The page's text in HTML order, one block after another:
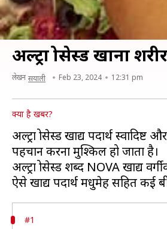
अल्ट्रा प्रोसेस्ड खाना
लेखन सयाली Feb 23, 2024 12:31 pm
क्या है खबर?
अल्ट्रा प्रोसेस्ड खाद्य पदार्थ
पहचान करना मुश्किल हो जाता है।
अल्ट्रा प्रोसेस्ड शब्द NOVA खाद्य
#1